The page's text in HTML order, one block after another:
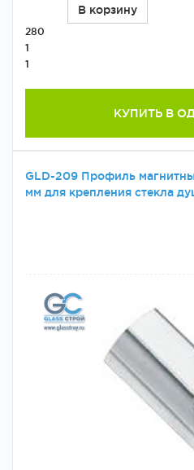
В корзину
280
1
1
КУПИТЬ В
GLD-209 Профиль
мм для крепления стекла